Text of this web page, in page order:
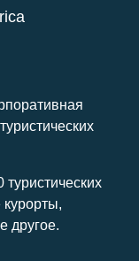
другое.